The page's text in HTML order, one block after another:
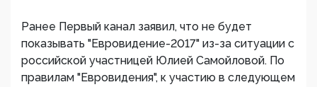
Ранее Первый канал заявил, что не будет
показывать "Евровидение-2017" из-за ситуации с
российской участницей Юлией Самойловой. По
правилам "Евровидения", к участию в следующем